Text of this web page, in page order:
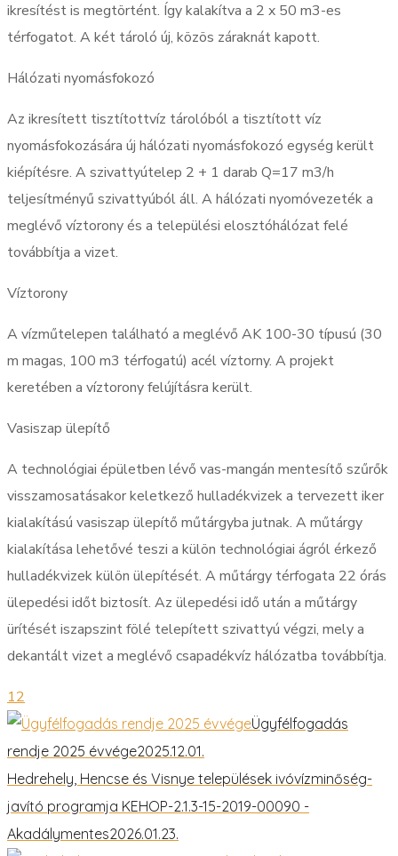
ikresítést is megtörtént. Így kalakítva a 2 x 50 m3-es
térfogatot. A két tároló új, közös záraknát kapott.
Hálózati nyomásfokozó
Az ikresített tisztítottvíz tárolóból a tisztított víz
nyomásfokozására új hálózati nyomásfokozó egység került
kiépítésre. A szivattyútelep 2 + 1 darab Q=17 m3/h
teljesítményű szivattyúból áll. A hálózati nyomóvezeték a
meglévő víztorony és a települési elosztóhálózat felé
továbbítja a vizet.
Víztorony
A vízműtelepen található a meglévő AK 100-30 típusú (30
m magas, 100 m3 térfogatú) acél víztorny. A projekt
keretében a víztorony felújításra került.
Vasiszap ülepítő
A technológiai épületben lévő vas-mangán mentesítő szűrők
visszamosatásakor keletkező hulladékvizek a tervezett iker
kialakítású vasiszap ülepítő műtárgyba jutnak. A műtárgy
kialakítása lehetővé teszi a külön technológiai ágról érkező
hulladékvizek külön ülepítését. A műtárgy térfogata 22 órás
ülepedési időt biztosít. Az ülepedési idő után a műtárgy
ürítését iszapszint fölé telepített szivattyú végzi, mely a
dekantált vizet a meglévő csapadékvíz hálózatba továbbítja.
12
Ügyfélfogadás
rendje 2025 évvége2025.12.01.
Hedrehely, Hencse és Visnye települések ivóvízminőség-
javító programja KEHOP-2.1.3-15-2019-00090 -
Akadálymentes2026.01.23.